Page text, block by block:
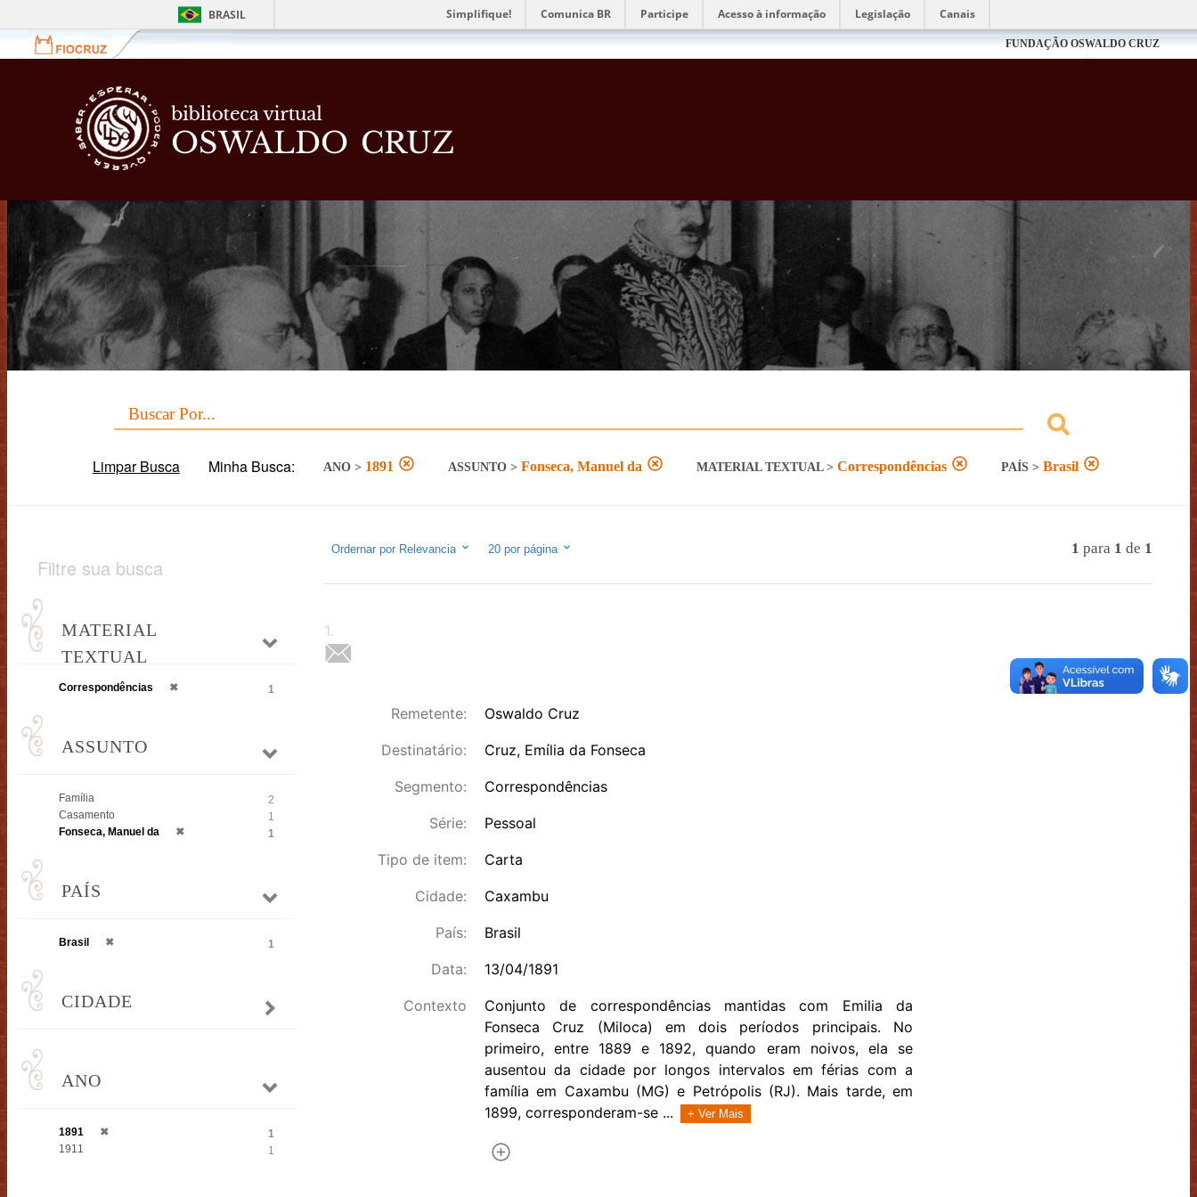
BRASIL Simplifique! Comunica BR Participe Acesso à informação Legislação Canais
FUNDAÇÃO OSWALDO CRUZ
Limpar Busca Minha Busca: ANO> 1891 ASSUNTO> Fonseca, Manuel da MATERIAL TEXTUAL> Correspondências PAÍS > Brasil
Filtre sua busca
MATERIAL
TEXTUAL
Correspondências ✖ 1
ASSUNTO
Família
2
Casamento
1
Fonseca, Manuel da
✖ 1
PAÍS
Brasil ✖ 1
CIDADE
ANO
1891 ✖
1
1911
1
Ordernar por Relevancia 20por página 1 para 1 de 1
1.
Remetente: Oswaldo Cruz
Destinatário: Cruz, Emília da Fonseca
Segmento: Correspondências
Série: Pessoal
Tipo de item: Carta
Cidade: Caxambu
País: Brasil
Data: 13/04/1891
Contexto
Conjunto de correspondências mantidas com Emilia da
Fonseca Cruz (Miloca) em dois períodos principais. No
primeiro, entre 1889 e 1892, quando eram noivos, ela se
ausentou da cidade por longos intervalos em férias com a
família em Caxambu (MG) e Petrópolis (RJ). Mais tarde, em
1899, corresponderam-se ...
+ Ver Mais